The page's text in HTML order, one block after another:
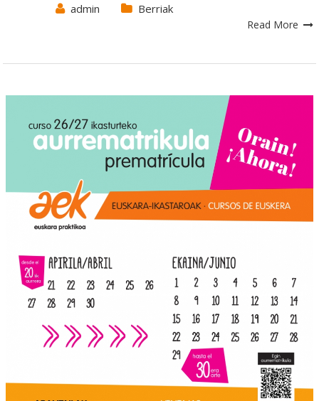
admin Berriak
Read More